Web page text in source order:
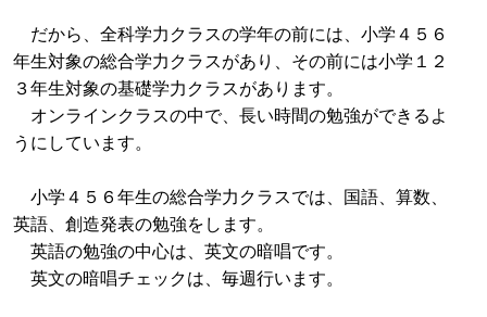
だから、全科学力クラスの学年の前には、小学４５６
年生対象の総合学力クラスがあり、その前には小学１２
３年生対象の基礎学力クラスがあります。
オンラインクラスの中で、長い時間の勉強ができるよ
うにしています。
小学４５６年生の総合学力クラスでは、国語、算数、
英語、創造発表の勉強をします。
英語の勉強の中心は、英文の暗唱です。
英文の暗唱チェックは、毎週行います。